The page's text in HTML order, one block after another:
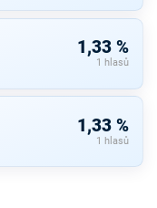
1,33 %
1 hlasů
1,33 %
1 hlasů